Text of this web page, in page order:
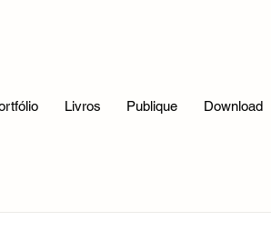
Livros Publique Download